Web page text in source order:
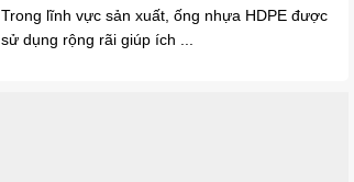
Trong lĩnh vực sản xuất, ống nhựa HDPE được
sử dụng rộng rãi giúp ích ...